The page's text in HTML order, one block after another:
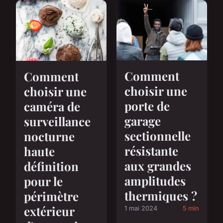
Comment
choisir une
caméra de
surveillance
nocturne
haute
définition
pour le
périmètre
extérieur
Comment
choisir une
porte de
garage
sectionnelle
résistante
aux grandes
amplitudes
thermiques ?
1 mai 2024 5 min